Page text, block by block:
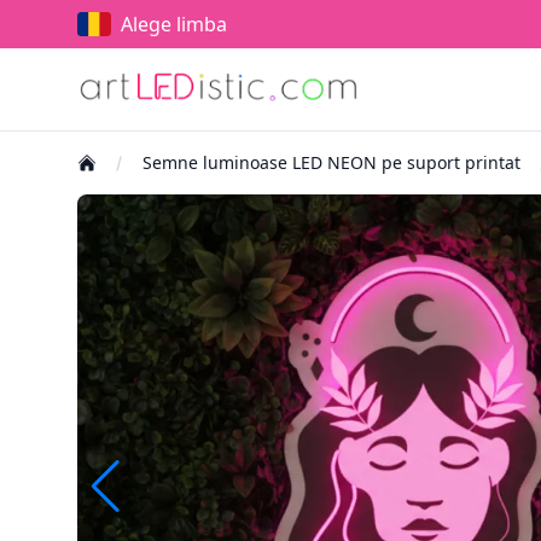
Alege limba
Semne luminoase LED NEON pe suport printat